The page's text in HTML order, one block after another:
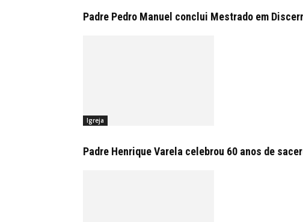
Padre Pedro Manuel conclui Mestrado em
Igreja
Padre Henrique Varela celebrou 60 anos de